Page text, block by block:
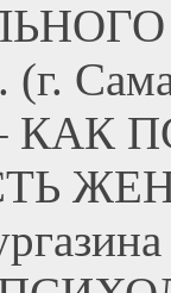
(г.
КАК